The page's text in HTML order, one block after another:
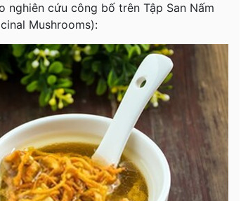
cứu công bố trên Tập San Nấm
Mushrooms):